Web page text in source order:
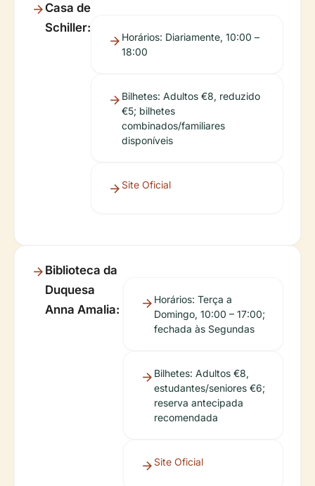
Casa de
Schiller:
Horários: Diariamente, 10:00 –
18:00
Bilhetes: Adultos €8, reduzido
€5; bilhetes
combinados/familiares
disponíveis
Site Oficial
Biblioteca da
Duquesa
Anna Amalia:
Horários: Terça a
Domingo, 10:00 – 17:00;
fechada às Segundas
Bilhetes: Adultos €8,
estudantes/seniores €6;
reserva antecipada
recomendada
Site Oficial